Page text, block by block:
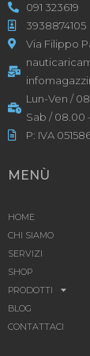
091 323619
3938874105
Via Filippo
Lun-Ven /
Sab / 08.00
P: IVA
MENÙ
HOME
CHI SIAMO
SERVIZI
SHOP
PRODOTTI
BLOG
CONTATTACI